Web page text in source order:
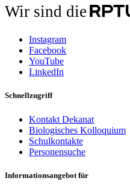
Wir sind die
Instagram
Facebook
YouTube
LinkedIn
Schnellzugriff
Kontakt Dekanat
Biologisches Kolloquium
Schulkontakte
Personensuche
Informationsangebot für